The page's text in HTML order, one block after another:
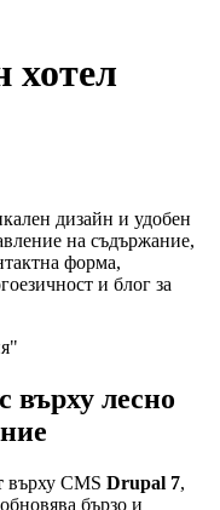
хотел
дизайн и удобен
на съдържание,
форма,
и блог за
върху лесно
върху CMS Drupal 7,
бързо и